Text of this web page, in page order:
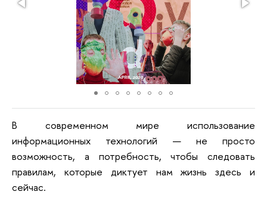
В современном мире использование
информационных технологий — не просто
возможность, а потребность, чтобы следовать
правилам, которые диктует нам жизнь здесь и
сейчас.